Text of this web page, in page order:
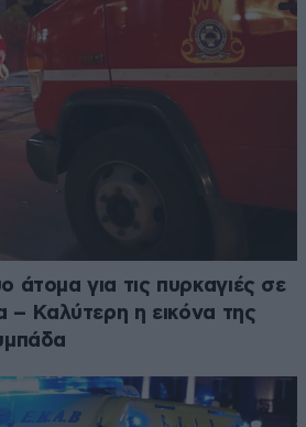
άτομα για τις πυρκαγιές σε
– Καλύτερη η εικόνα της